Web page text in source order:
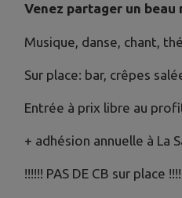
Venez partager un
Musique, danse, chant,
Sur place: bar, crêpes
Entrée à prix libre au
+ adhésion annuelle à La
!!!!!! PAS DE CB sur place